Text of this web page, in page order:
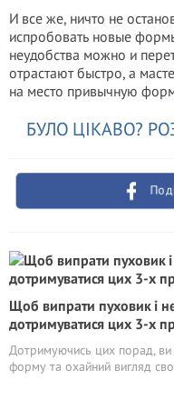
И все же, ничто не
испробовать новые
неудобства можно и
отрастают быстро, а
на место привычную
БУЛО ЦІКАВО?
Щоб випрати пуховик і
дотримуватися цих 3-х
Дотримуючись цих порад, ви
форму та охайний вигляд